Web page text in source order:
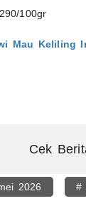
100gr
Mau Keliling
Cek
2026 #